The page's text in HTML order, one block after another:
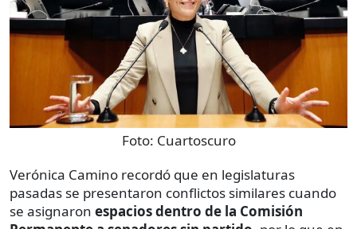
Foto: Cuartoscuro
Verónica Camino recordó que en legislaturas
pasadas se presentaron conflictos similares cuando
se asignaron espacios dentro de la Comisión